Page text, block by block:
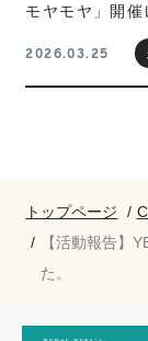
モヤモヤ」開催
2026.03.25
トップページ
【活動報告】
た。